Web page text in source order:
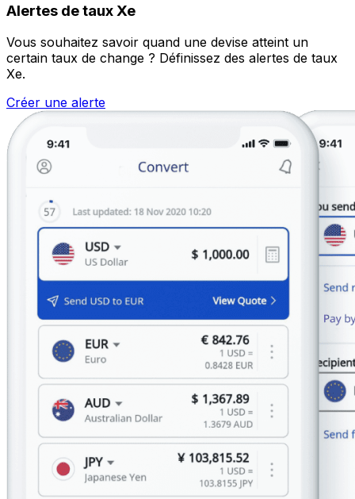
Alertes de taux Xe
Vous souhaitez savoir quand une devise atteint un
certain taux de change ? Définissez des alertes de taux
Xe.
Créer une alerte